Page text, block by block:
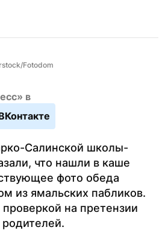
Fotodom
в
Салинской школы-
что нашли в каше
фото обеда
из ямальских пабликов.
на претензии